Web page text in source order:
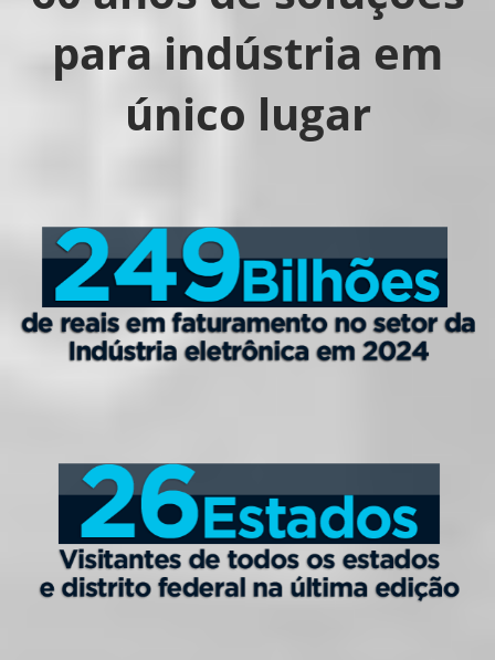
para indústria em
único lugar